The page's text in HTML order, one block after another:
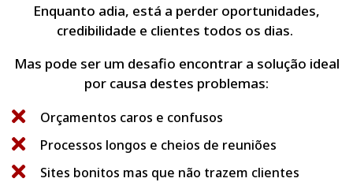
Enquanto adia, está a perder oportunidades,
credibilidade e clientes todos os dias.
Mas pode ser um desafio encontrar a solução ideal
por causa destes problemas:
Orçamentos caros e confusos
Processos longos e cheios de reuniões
Sites bonitos mas que não trazem clientes